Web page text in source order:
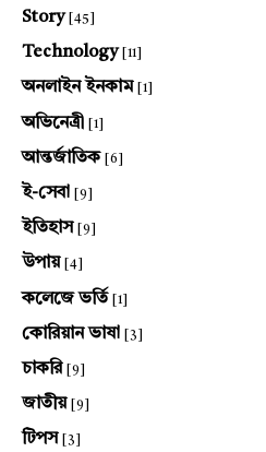
Story [45]
Technology [11]
অনলাইন ইনকাম [1]
অভিনেত্রী [1]
আন্তর্জাতিক [6]
ই-সেবা [9]
ইতিহাস [9]
উপায় [4]
কলেজে ভর্তি [1]
কোরিয়ান ভাষা [3]
চাকরি [9]
জাতীয় [9]
টিপস [3]